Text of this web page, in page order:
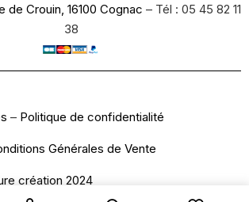
de Crouin, 16100 Cognac – Tél : 05 45 82 11
38
– Politique de confidentialité
Générales de Vente
création 2024